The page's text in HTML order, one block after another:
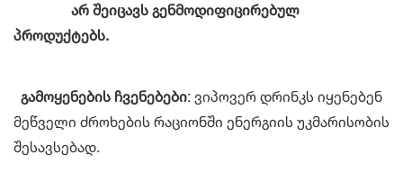
არ შეიცავს გენმოდიფიცირებულ
პროდუქტებს.
გამოყენების ჩვენებები: ვიპოვერ დრინკს იყენებენ
მეწველი ძროხების რაციონში ენერგიის უკმარისობის
შესავსებად.